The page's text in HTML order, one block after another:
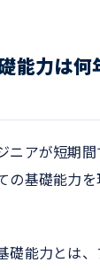
能力は何
ニアが短期
の基礎能力
礎能力とは